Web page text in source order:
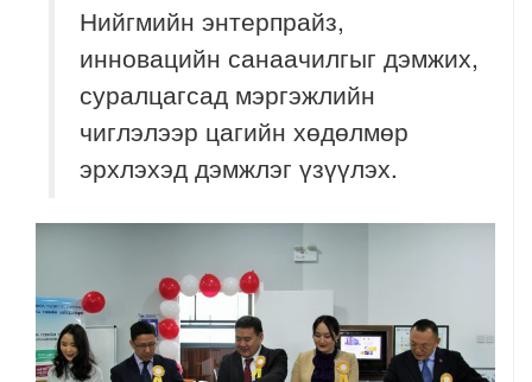
Нийгмийн энтерпрайз,
инновацийн санаачилгыг дэмжих,
суралцагсад мэргэжлийн
чиглэлээр цагийн хөдөлмөр
эрхлэхэд дэмжлэг үзүүлэх.